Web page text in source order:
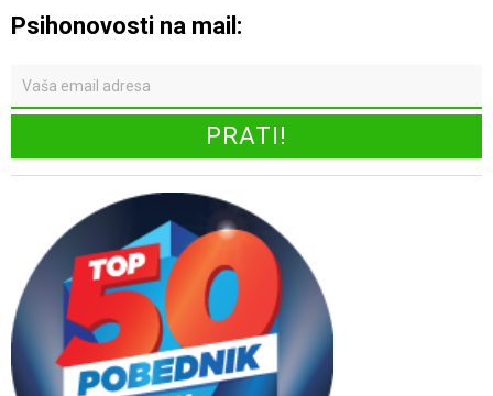
Psihonovosti na mail: